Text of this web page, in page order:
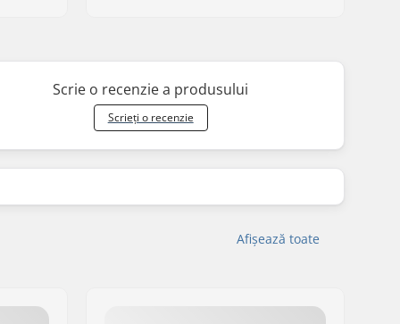
Scrie o recenzie a produsului
Scrieți o recenzie
Afișează toate